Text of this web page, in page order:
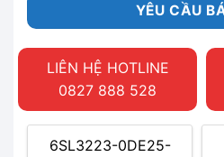
YÊU CẦU
LIÊN HỆ HOTLINE
0827 888 528
6SL3223-0DE25-